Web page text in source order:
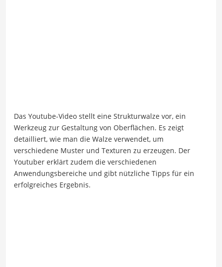
Das Youtube-Video stellt eine Strukturwalze vor, ein
Werkzeug zur Gestaltung von Oberflächen. Es zeigt
detailliert, wie man die Walze verwendet, um
verschiedene Muster und Texturen zu erzeugen. Der
Youtuber erklärt zudem die verschiedenen
Anwendungsbereiche und gibt nützliche Tipps für ein
erfolgreiches Ergebnis.